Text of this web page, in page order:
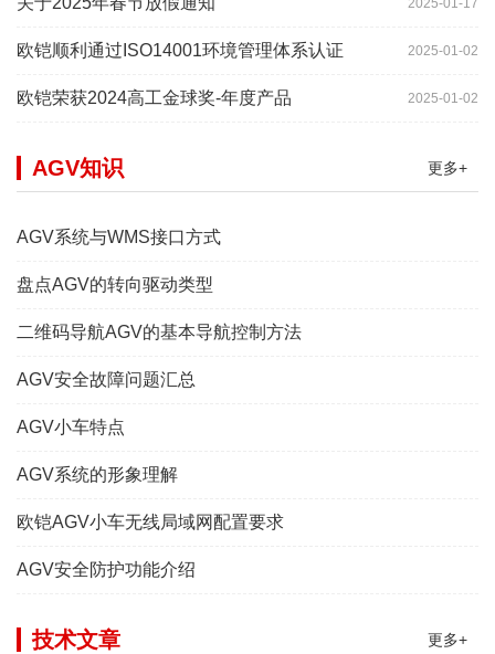
2025-01-17
2025-01-02
欧铠顺利通过ISO14001环境管理体系认证
2025-01-02
欧铠荣获2024高工金球奖-年度产品
更多+
AGV知识
AGV系统与WMS接口方式
盘点AGV的转向驱动类型
二维码导航AGV的基本导航控制方法
AGV安全故障问题汇总
AGV小车特点
AGV系统的形象理解
欧铠AGV小车无线局域网配置要求
AGV安全防护功能介绍
更多+
技术文章